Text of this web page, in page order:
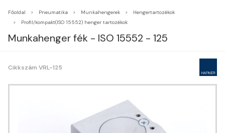
Főoldal Pneumatika Munkahengerek
Hengertartozékok
Profil/kompakt(ISO 15552) henger tartozékok
Munkahenger fék - ISO 15552 - 125
Cikkszám VRL-125